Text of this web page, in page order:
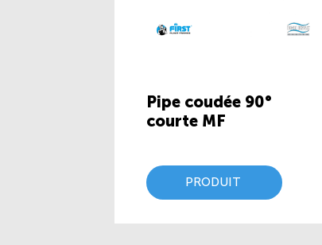
Pipe coudée 90°
courte MF
PRODUIT